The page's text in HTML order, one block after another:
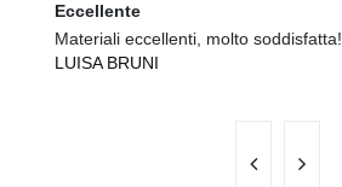
Eccellente
Materiali eccellenti, molto soddisfatta!
LUISA BRUNI